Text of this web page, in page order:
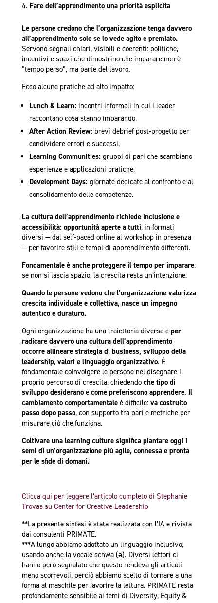
Fare dell’apprendimento una priorità esplicita
Le persone credono che l’organizzazione tenga davvero
all’apprendimento solo se lo vede agito e premiato.
Servono segnali chiari, visibili e coerenti: politiche,
incentivi e spazi che dimostrino che imparare non è
“tempo perso”, ma parte del lavoro.
Ecco alcune pratiche ad alto impatto:
Lunch & Learn: incontri informali in cui i leader
raccontano cosa stanno imparando,
After Action Review: brevi debrief post-progetto per
condividere errori e successi,
Learning Communities: gruppi di pari che scambiano
esperienze e applicazioni pratiche,
Development Days: giornate dedicate al confronto e al
consolidamento delle competenze.
La cultura dell’apprendimento richiede inclusione e
accessibilità: opportunità aperte a tutti, in formati
diversi — dal self-paced online al workshop in presenza
— per favorire stili e tempi di apprendimento differenti.
Fondamentale è anche proteggere il tempo per imparare:
se non si lascia spazio, la crescita resta un’intenzione.
Quando le persone vedono che l’organizzazione valorizza
crescita individuale e collettiva, nasce un impegno
autentico e duraturo.
Ogni organizzazione ha una traiettoria diversa e per
radicare davvero una cultura dell’apprendimento
occorre allineare strategia di business, sviluppo della
leadership, valori e linguaggio organizzativo. È
fondamentale coinvolgere le persone nel disegnare il
proprio percorso di crescita, chiedendo che tipo di
sviluppo desideranoe come preferiscono apprendere. Il
cambiamento comportamentaleè difficile: va costruito
passo dopo passo, con supporto tra pari e metriche per
misurare ciò che funziona.
Coltivare una learning culture significa piantare oggi i
semi di un’organizzazione più agile, connessa e pronta
per le sfide di domani.
Clicca qui per leggere l’articolo completo di Stephanie
Trovas su Center for Creative Leadership
**La presente sintesi è stata realizzata con l’IA e rivista
dai consulenti PRIMATE.
***A lungo abbiamo adottato un linguaggio inclusivo,
usando anche la vocale schwa (ə). Diversi lettori ci
hanno però segnalato che questo rendeva gli articoli
meno scorrevoli, perciò abbiamo scelto di tornare a una
forma al maschile per favorire la lettura. PRIMATE resta
profondamente sensibile ai temi di Diversity, Equity &